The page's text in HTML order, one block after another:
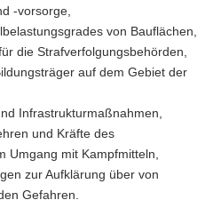
-vorsorge,
von Bauflächen,
die Strafverfolgungsbehörden,
auf dem Gebiet der
Infrastrukturmaßnahmen,
und Kräfte des
Umgang mit Kampfmitteln,
zur Aufklärung über von
Gefahren.